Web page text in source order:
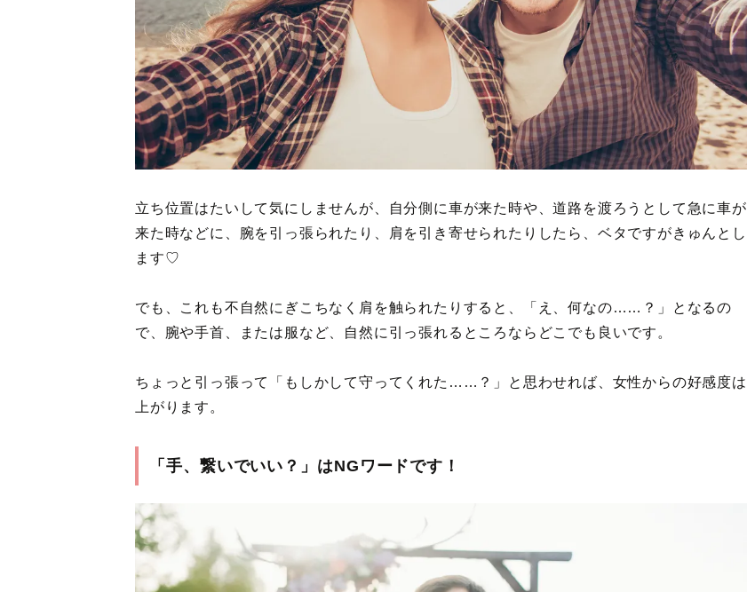
立ち位置はたいして気にしませんが、自分側に車が来た時や、道路を渡ろうとして急に車が
来た時などに、腕を引っ張られたり、肩を引き寄せられたりしたら、ベタですがきゅんとし
ます♡
でも、これも不自然にぎこちなく肩を触られたりすると、「え、何なの……？」となるの
で、腕や手首、または服など、自然に引っ張れるところならどこでも良いです。
ちょっと引っ張って「もしかして守ってくれた……？」と思わせれば、女性からの好感度は
上がります。
「手、繋いでいい？」はNGワードです！